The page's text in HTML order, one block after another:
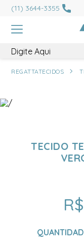
(11) 3644-3355
REGATTATECIDOS
TECIDO